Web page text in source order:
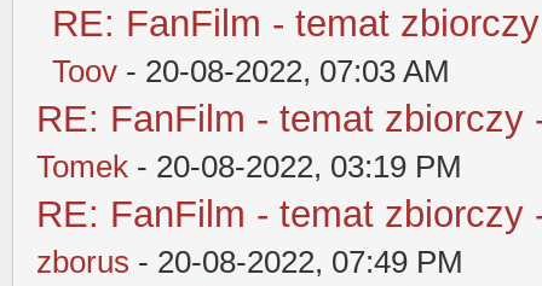
RE: FanFilm - temat
Toov - 20-08-2022, 07:03 AM
RE: FanFilm - temat zbiorczy
Tomek - 20-08-2022, 03:19 PM
RE: FanFilm - temat zbiorczy
zborus - 20-08-2022, 07:49 PM